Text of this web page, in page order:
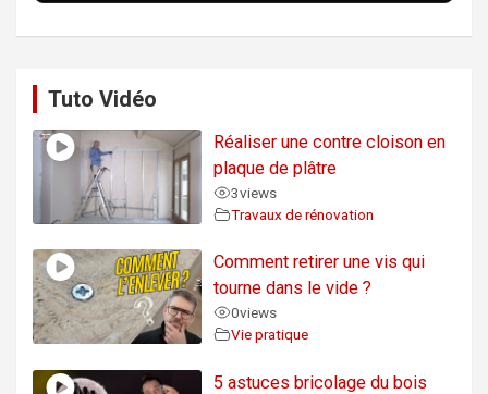
Tuto Vidéo
Réaliser une contre cloison en
plaque de plâtre
3views
Travaux de rénovation
Comment retirer une vis qui
tourne dans le vide ?
0views
Vie pratique
5 astuces bricolage du bois